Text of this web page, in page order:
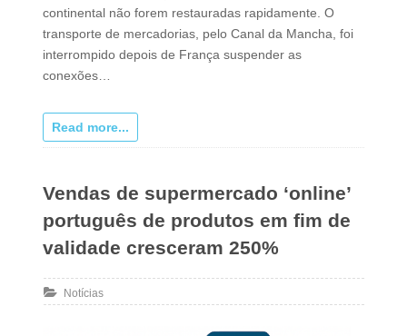
continental não forem restauradas rapidamente. O
transporte de mercadorias, pelo Canal da Mancha, foi
interrompido depois de França suspender as
conexões…
Read more...
Vendas de supermercado ‘online’
português de produtos em fim de
validade cresceram 250%
Notícias